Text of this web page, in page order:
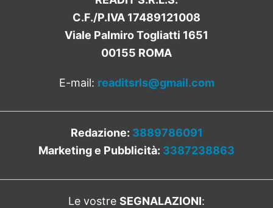
C.F./P.IVA 17489121008
Viale Palmiro Togliatti 1651
00155 ROMA
E-mail: readitsrls@gmail.com
Redazione: 3889786091
Marketing e Pubblicità: 3387238863
Le vostre SEGNALAZIONI: